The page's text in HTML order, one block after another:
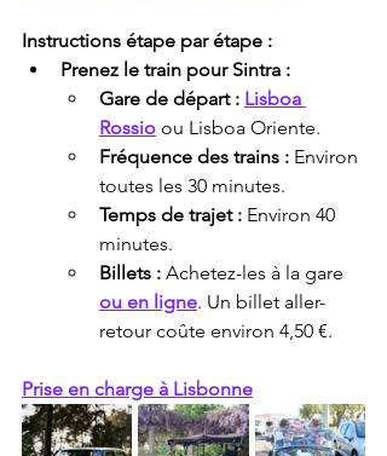
Instructions étape par étape :
Prenez le train pour Sintra :
Gare de départ : Lisboa
Rossio ou Lisboa Oriente.
Fréquence des trains : Environ
toutes les 30 minutes.
Temps de trajet : Environ 40
minutes.
Billets : Achetez-les à la gare
ou en ligne. Un billet aller-
retour coûte environ 4,50 €.
Prise en charge à Lisbonne